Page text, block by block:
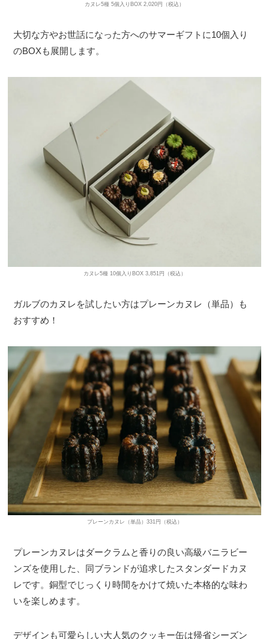
カヌレ5種 5個入りBOX 2,020円（税込）
大切な方やお世話になった方へのサマーギフトに10個入り
のBOXも展開します。
カヌレ5種 10個入りBOX 3,851円（税込）
ガルブのカヌレを試したい方はプレーンカヌレ（単品）も
おすすめ！
プレーンカヌレ（単品）331円（税込）
プレーンカヌレはダークラムと香りの良い高級バニラビー
ンズを使用した、同ブランドが追求したスタンダードカヌ
レです。銅型でじっくり時間をかけて焼いた本格的な味わ
いを楽しめます。
デザインも可愛らしい大人気のクッキー缶は帰省シーズン